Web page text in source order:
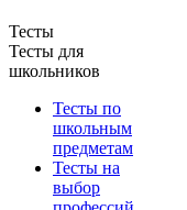
Тесты
Тесты для
школьников
Тесты по
школьным
предметам
Тесты на
выбор